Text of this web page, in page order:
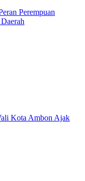
Perempuan
Kota Ambon Ajak